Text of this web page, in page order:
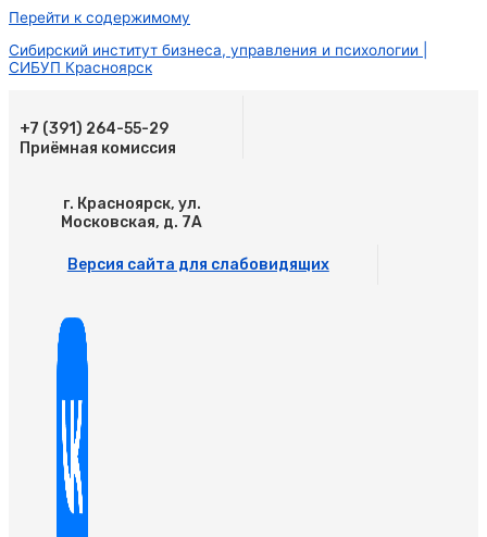
Перейти к содержимому
Сибирский институт бизнеса, управления и психологии |
СИБУП Красноярск
+7 (391) 264-55-29
Приёмная комиссия
г. Красноярск, ул.
Московская, д. 7А
Версия сайта для слабовидящих